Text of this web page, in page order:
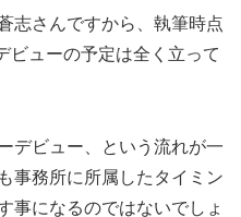
志さんですから、執筆時点
ビューの予定は全く立って
デビュー、という流れが一
事務所に所属したタイミン
事になるのではないでしょ